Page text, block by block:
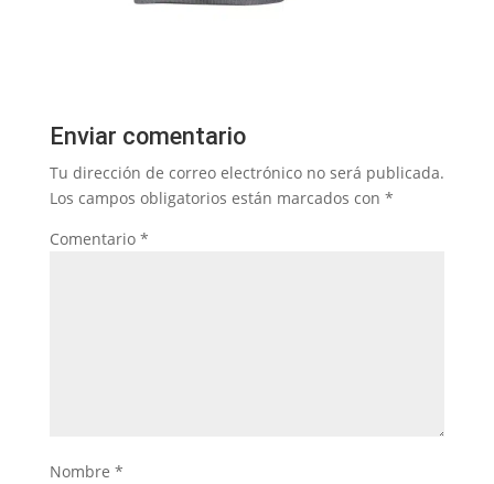
Enviar comentario
Tu dirección de correo electrónico no será publicada.
Los campos obligatorios están marcados con *
Comentario *
Nombre *